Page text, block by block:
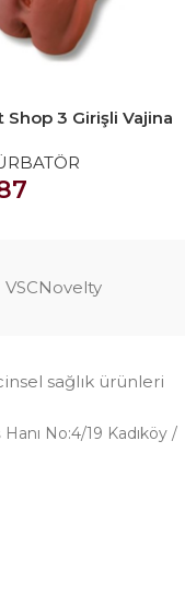
3 Girişli Vajina
VSCNovelty
sağlık ürünleri
No:4/19 Kadıköy /